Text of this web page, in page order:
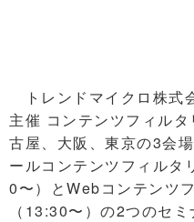
トレンドマイクロ株式
主催 コンテンツフィル
古屋、大阪、東京の3会
ールコンテンツフィルタ
0〜）とWebコンテンツ
（13:30〜）の2つのセ